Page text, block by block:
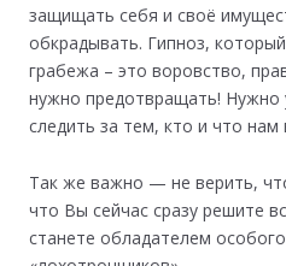
защищать себя и своё
обкрадывать. Гипноз,
грабежа – это воровство,
нужно предотвращать! Нужно
следить за тем, кто и что нам
Так же важно — не верить,
что Вы сейчас сразу решите
станете обладателем